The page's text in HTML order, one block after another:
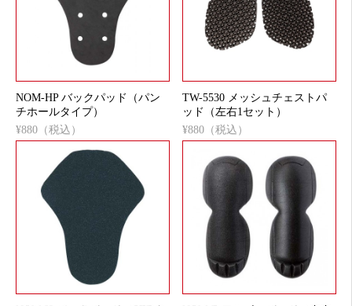
NOM-HP バックパッド（パン
チホールタイプ）
¥880（税込）
TW-5530 メッシュチェストパ
ッド（左右1セット）
¥880（税込）